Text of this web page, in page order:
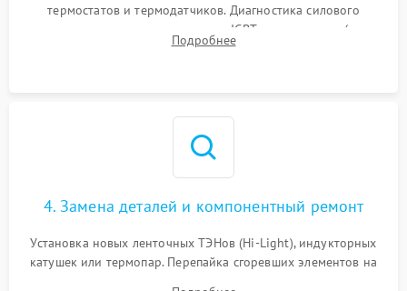
термостатов и термодатчиков. Диагностика силового
модуля, реле, диодных мостов и IGBT-транзисторов (для
индукции). Проверка кранов и газ-контроля (для газовых
Подробнее
4. Замена деталей и компонентный ремонт
Установка новых ленточных ТЭНов (Hi-Light), индукторных
катушек или термопар. Перепайка сгоревших элементов на